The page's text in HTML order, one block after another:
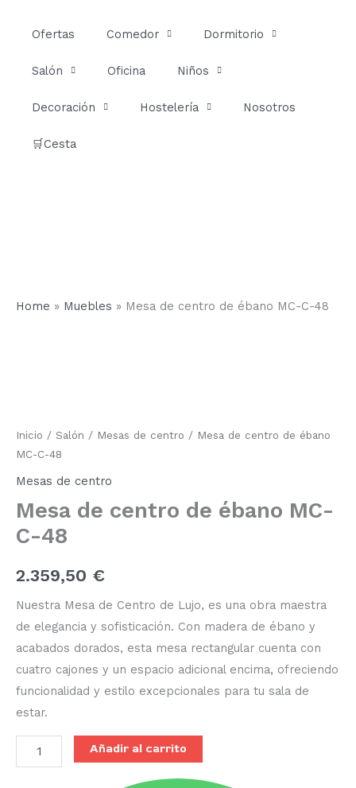
Ofertas Comedor Dormitorio
Salón Oficina Niños
Decoración Hostelería Nosotros
🛒Cesta
Home » Muebles » Mesa de centro de ébano MC-C-48
Inicio / Salón / Mesas de centro / Mesa de centro de ébano
MC-C-48
Mesas de centro
Mesa de centro de ébano MC-
C-48
2.359,50 €
Nuestra Mesa de Centro de Lujo, es una obra maestra
de elegancia y sofisticación. Con madera de ébano y
acabados dorados, esta mesa rectangular cuenta con
cuatro cajones y un espacio adicional encima, ofreciendo
funcionalidad y estilo excepcionales para tu sala de
estar.
48
cantidad
Añadir al carrito